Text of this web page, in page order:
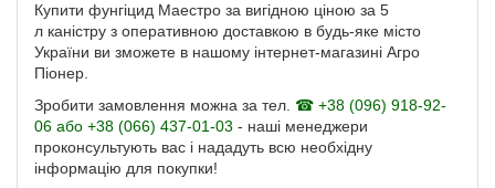
Купити фунгіцид Маестро за вигідною ціною за 5
л каністру з оперативною доставкою в будь-яке місто
України ви зможете в нашому інтернет-магазині Агро
Піонер.
Зробити замовлення можна за тел. ☎ +38 (096) 918-92-
06 або +38 (066) 437-01-03 - наші менеджери
проконсультують вас і нададуть всю необхідну
інформацію для покупки!